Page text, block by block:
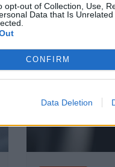
opt-out of Collection, Use,
Data that Is
CONFIRM
Data Deletion